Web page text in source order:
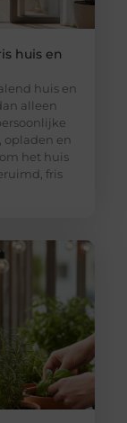
huis en
huis en
alleen
opladen en
het huis
fris